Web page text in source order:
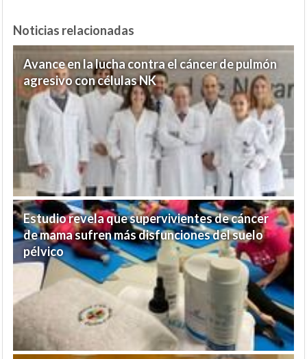
Noticias relacionadas
Avance en la lucha contra el cáncer de pulmón
agresivo con células NK
Estudio revela que supervivientes de cáncer
de mama sufren más disfunciones del suelo
pélvico